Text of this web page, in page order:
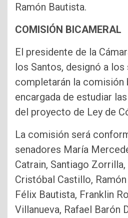
Ramón Bautista.
COMISIÓN BICAMERAL
El presidente de la
los Santos, designó a
completarán la comisión
encargada de estudiar
del proyecto de Ley de
La comisión será
senadores María
Catrain, Santiago
Cristóbal Castillo,
Félix Bautista, Franklin
Villanueva, Rafael Barón